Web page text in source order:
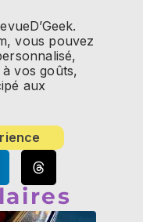
vous pouvez
vos goûts,
aux